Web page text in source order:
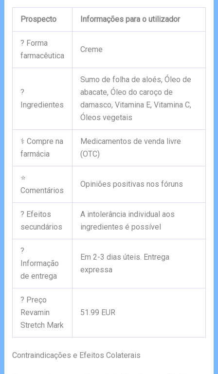
Prospecto Informações para o utilizador
? Forma
farmacêutica
Creme
?
Ingredientes
Sumo de folha de aloés, Óleo de
abacate, Óleo do caroço de
damasco, Vitamina E, Vitamina С,
Óleos vegetais
⚕️ Compre na
farmácia
Medicamentos de venda livre
(OTC)
⭐
Comentários
Opiniões positivas nos fóruns
? Efeitos
secundários
A intolerância individual aos
ingredientes é possível
?
Informação
de entrega
Em 2-3 dias úteis. Entrega
expressa
? Preço
Revamin
Stretch Mark
51.99 EUR
Contraindicações e Efeitos Colaterais